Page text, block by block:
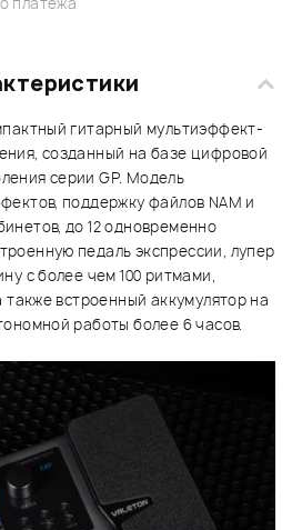
гитарный мультиэффект-
созданный на базе цифровой
серии GP. Модель
поддержку файлов NAM и
до 12 одновременно
педаль экспрессии, лупер
с более чем 100 ритмами,
встроенный аккумулятор на
работы более 6 часов.